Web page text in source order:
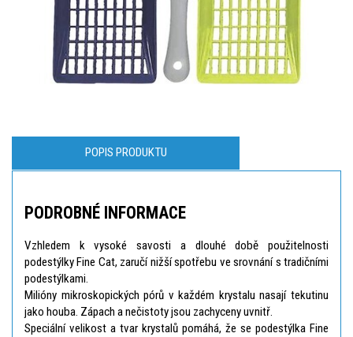
POPIS PRODUKTU
PODROBNÉ INFORMACE
Vzhledem k vysoké savosti a dlouhé době použitelnosti
podestýlky Fine Cat, zaručí nižší spotřebu ve srovnání s tradičními
podestýlkami.
Milióny mikroskopických pórů v každém krystalu nasají tekutinu
jako houba. Zápach a nečistoty jsou zachyceny uvnitř.
Speciální velikost a tvar krystalů pomáhá, že se podestýlka Fine